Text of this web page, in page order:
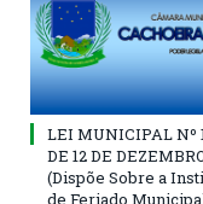
LEI MUNICIPAL Nº
DE 12 DE
(Dispõe Sobre a
de Feriado